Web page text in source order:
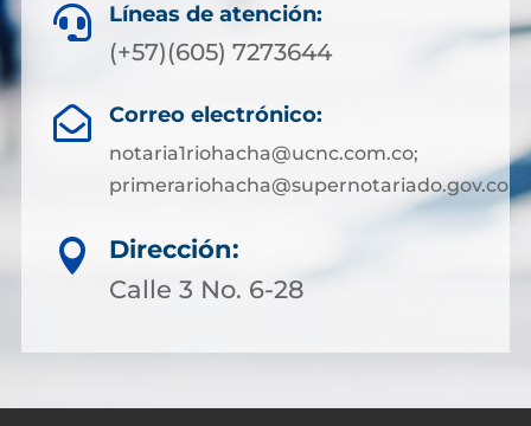
 Líneas de atención:
(+57)(605) 7273644
 Correo electrónico:
notaria1riohacha@ucnc.com.co;
primerariohacha@supernotariado.gov.co

Dirección:
Calle 3 No. 6-28